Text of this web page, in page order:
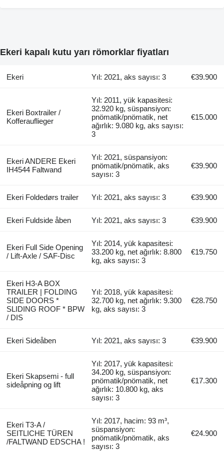
Ekeri kapalı kutu yarı römorklar fiyatları
Ekeri Yıl: 2021, aks sayısı: 3 €39.900
Ekeri Boxtrailer /
Kofferauflieger
Yıl: 2011, yük kapasitesi:
32.920 kg, süspansiyon:
pnömatik/pnömatik, net
ağırlık: 9.080 kg, aks sayısı:
3
€15.000
Ekeri ANDERE Ekeri
IH4544 Faltwand
Yıl: 2021, süspansiyon:
pnömatik/pnömatik, aks
sayısı: 3
€39.900
Ekeri Foldedørs trailer Yıl: 2021, aks sayısı: 3 €39.900
Ekeri Fuldside åben Yıl: 2021, aks sayısı: 3 €39.900
Ekeri Full Side Opening
/ Lift-Axle / SAF-Disc
Yıl: 2014, yük kapasitesi:
33.200 kg, net ağırlık: 8.800
kg, aks sayısı: 3
€19.750
Ekeri H3-A BOX
TRAILER | FOLDING
SIDE DOORS *
SLIDING ROOF * BPW
/ DIS
Yıl: 2018, yük kapasitesi:
32.700 kg, net ağırlık: 9.300
kg, aks sayısı: 3
€28.750
Ekeri Sideåben Yıl: 2021, aks sayısı: 3 €39.900
Ekeri Skapsemi - full
sideåpning og lift
Yıl: 2017, yük kapasitesi:
34.200 kg, süspansiyon:
pnömatik/pnömatik, net
ağırlık: 10.800 kg, aks
sayısı: 3
€17.300
Ekeri T3-A /
SEITLICHE TÜREN
/FALTWAND EDSCHA !
Yıl: 2017, hacim: 93 m³,
süspansiyon:
pnömatik/pnömatik, aks
sayısı: 3
€24.900